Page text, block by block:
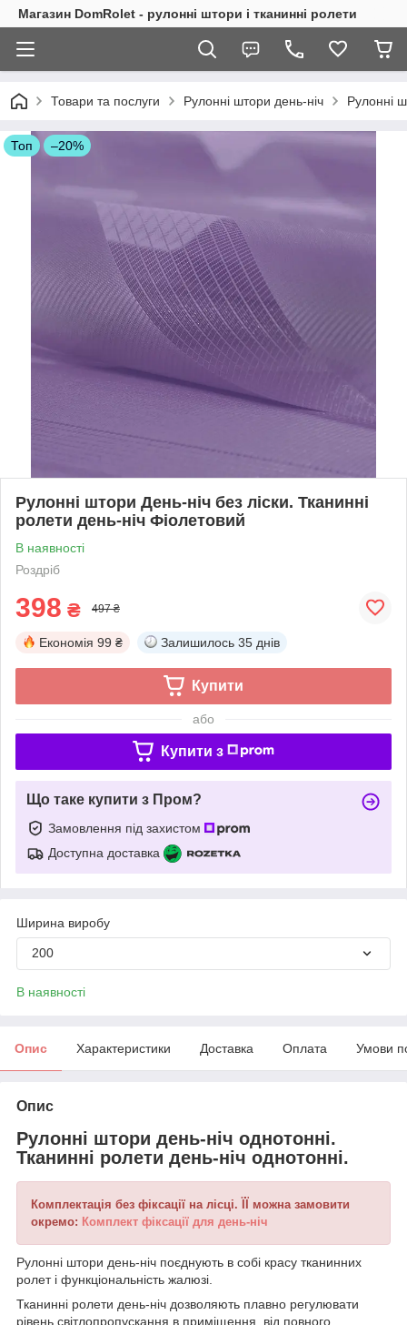
Магазин DomRolet - рулонні штори і тканинні ролети
Товари та послуги Рулонні штори день-ніч Рулонні
Топ –20%
Рулонні штори День-ніч без ліски. Тканинні
ролети день-ніч Фіолетовий
В наявності
Роздріб
398 ₴ 497 ₴
Економія 99 ₴ Залишилось 35 днів
Купити
або
Купити з
Що таке купити з Пром?
Замовлення під захистом
Доступна доставка
Ширина виробу
200
В наявності
Опис Характеристики Доставка Оплата Умови
Опис
Рулонні штори день-ніч однотонні.
Тканинні ролети день-ніч однотонні.
Комплектація без фіксації на лісці. ЇЇ можна замовити
окремо: Комплект фіксації для день-ніч
Рулонні штори день-ніч поєднують в собі красу тканинних
ролет і функціональність жалюзі.
Тканинні ролети день-ніч дозволяють плавно регулювати
рівень світлопропускання в приміщення, від повного